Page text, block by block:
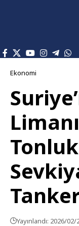
Ekonomi
Yayınlandı: 2026/02/